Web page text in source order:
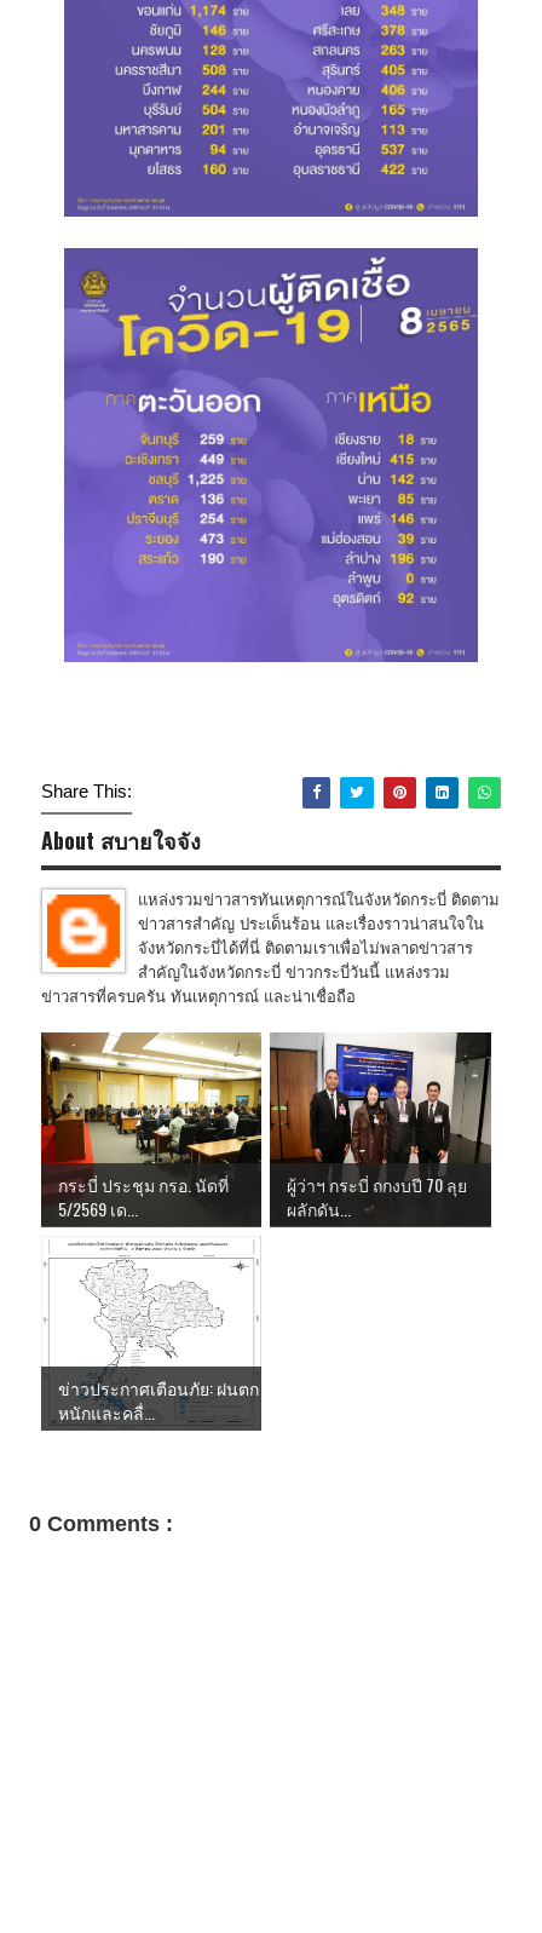
Share This:
About สบายใจจัง
แหล่งรวมข่าวสารทันเหตุการณ์ในจังหวัดกระบี่ ติดตาม
ข่าวสารสำคัญ ประเด็นร้อน และเรื่องราวน่าสนใจใน
จังหวัดกระบี่ได้ที่นี่ ติดตามเราเพื่อไม่พลาดข่าวสาร
สำคัญในจังหวัดกระบี่ ข่าวกระบี่วันนี้ แหล่งรวม
ข่าวสารที่ครบครัน ทันเหตุการณ์ และน่าเชื่อถือ
กระบี่ ประชุม กรอ. นัดที่
5/2569 เด...
ผู้ว่าฯ กระบี่ ถกงบปี 70 ลุย
ผลักดัน...
ข่าวประกาศเตือนภัย: ฝนตก
หนักและคลื่...
0 Comments :